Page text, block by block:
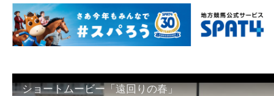
ショートムービー「遠回りの春」